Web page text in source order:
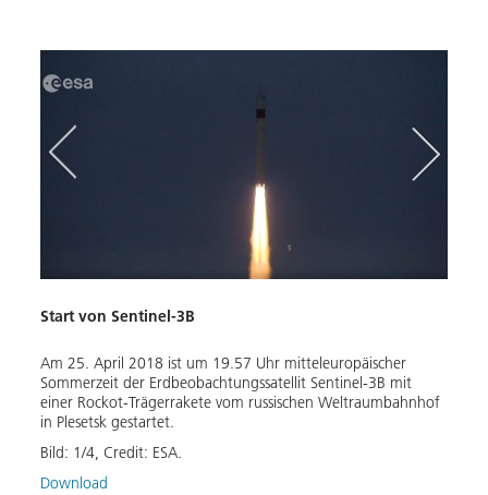
Start von Sentinel-3B
Am 25. April 2018 ist um 19.57 Uhr mitteleuropäischer
Sommerzeit der Erdbeobachtungssatellit Sentinel-3B mit
einer Rockot-Trägerrakete vom russischen Weltraumbahnhof
in Plesetsk gestartet.
Bild: 1/4, Credit: ESA.
Download